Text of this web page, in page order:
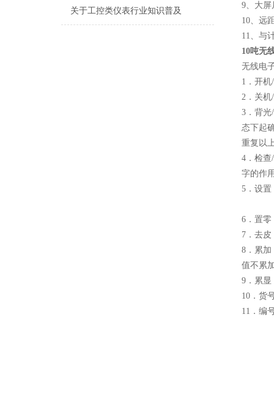
关于工控类仪表行业知识普及
9、大屏
10、远
11、与
10吨无
无线电
1．开
2．关机
3．背光
态下起
重复以
4．检查
字的作
5．设置
6．置零
7．去
8．累加
值不累
9．累显
10．货
11．编